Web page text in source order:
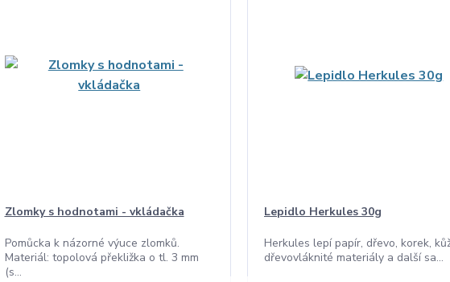
Zlomky s hodnotami - vkládačka
Pomůcka k názorné výuce zlomků.
Materiál: topolová překližka o tl. 3 mm
(s...
Lepidlo Herkules 30g
Herkules lepí papír, dřevo, korek,
dřevovláknité materiály a další sa...